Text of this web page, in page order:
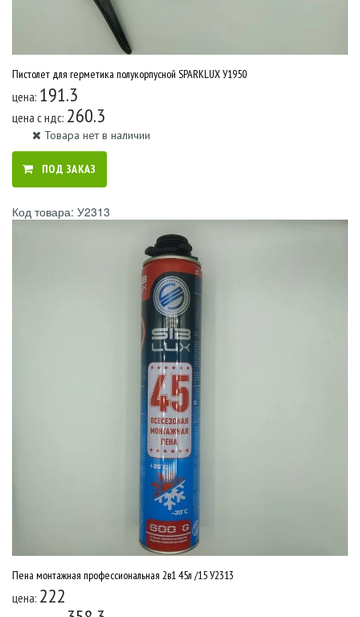
Пистолет для герметика полукорпусной SPARKLUX У1950
цена: 191.3
цена c ндс: 260.3
Товара нет в наличии
ПОД ЗАКАЗ
Код товара: У2313
Пена монтажная профессиональная 2в1 45л /15 У2313
цена: 222